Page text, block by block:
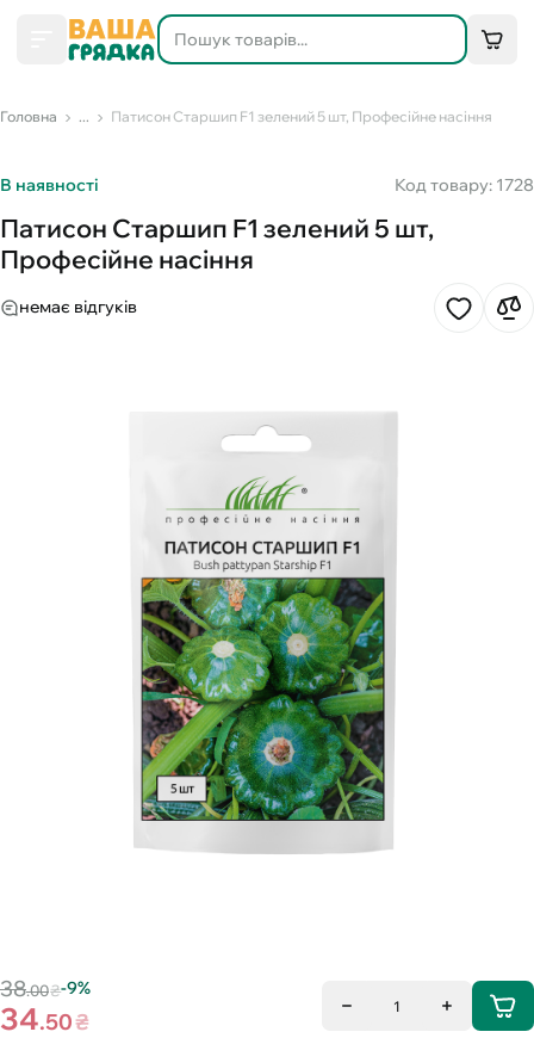
Головна ... Патисон Старшип F1 зелений 5 шт, Професійне насіння
В наявності Код товару: 1728
Патисон Старшип F1 зелений 5 шт,
Професійне насіння
немає відгуків
38.00₴-9%
34.50₴
1